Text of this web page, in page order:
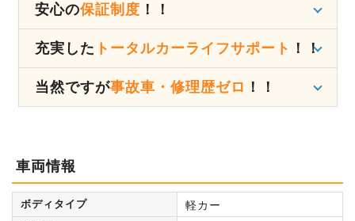
車両情報
ボディタイプ 軽カー
安心の保証制度 ！！
充実した トータルカーライフサポート ！！
当然ですが事故車・修理歴ゼロ ！！